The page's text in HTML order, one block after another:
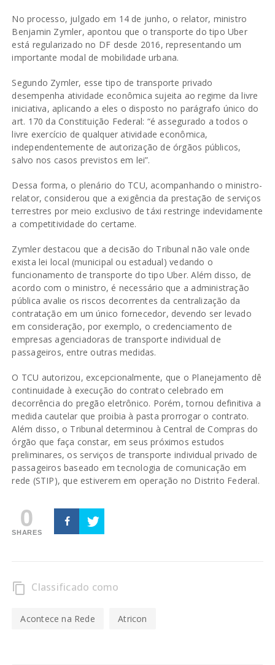
No processo, julgado em 14 de junho, o relator, ministro
Benjamin Zymler, apontou que o transporte do tipo Uber
está regularizado no DF desde 2016, representando um
importante modal de mobilidade urbana.
Segundo Zymler, esse tipo de transporte privado
desempenha atividade econômica sujeita ao regime da livre
iniciativa, aplicando a eles o disposto no parágrafo único do
art. 170 da Constituição Federal: “é assegurado a todos o
livre exercício de qualquer atividade econômica,
independentemente de autorização de órgãos públicos,
salvo nos casos previstos em lei”.
Dessa forma, o plenário do TCU, acompanhando o ministro-
relator, considerou que a exigência da prestação de serviços
terrestres por meio exclusivo de táxi restringe indevidamente
a competitividade do certame.
Zymler destacou que a decisão do Tribunal não vale onde
exista lei local (municipal ou estadual) vedando o
funcionamento de transporte do tipo Uber. Além disso, de
acordo com o ministro, é necessário que a administração
pública avalie os riscos decorrentes da centralização da
contratação em um único fornecedor, devendo ser levado
em consideração, por exemplo, o credenciamento de
empresas agenciadoras de transporte individual de
passageiros, entre outras medidas.
O TCU autorizou, excepcionalmente, que o Planejamento dê
continuidade à execução do contrato celebrado em
decorrência do pregão eletrônico. Porém, tornou definitiva a
medida cautelar que proibia à pasta prorrogar o contrato.
Além disso, o Tribunal determinou à Central de Compras do
órgão que faça constar, em seus próximos estudos
preliminares, os serviços de transporte individual privado de
passageiros baseado em tecnologia de comunicação em
rede (STIP), que estiverem em operação no Distrito Federal.
0
SHARES
content_copy Classificado como
Acontece na Rede Atricon